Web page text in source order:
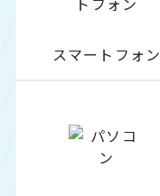
スマートフォン